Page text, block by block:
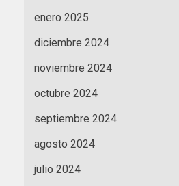
enero 2025
diciembre 2024
noviembre 2024
octubre 2024
septiembre 2024
agosto 2024
julio 2024